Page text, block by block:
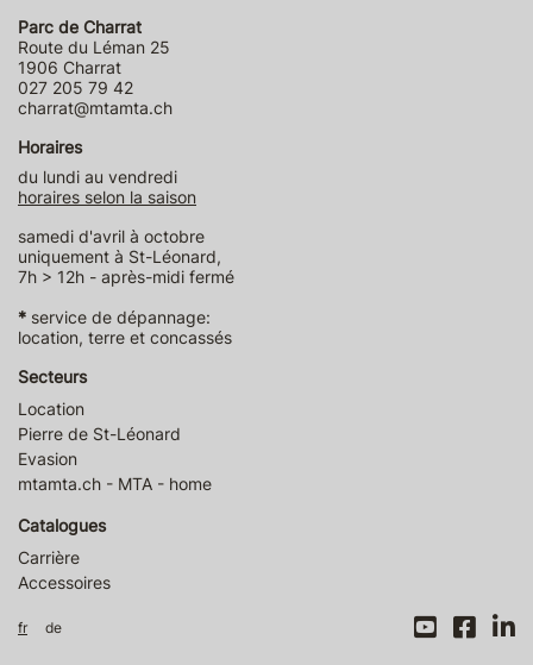
Parc de Charrat
Route du Léman 25
1906 Charrat
027 205 79 42
charrat@mtamta.ch
Horaires
du lundi au vendredi
horaires selon la saison
samedi d'avril à octobre
uniquement à St-Léonard,
7h > 12h - après-midi fermé
* service de dépannage:
location, terre et concassés
Secteurs
Location
Pierre de St-Léonard
Evasion
mtamta.ch - MTA - home
Catalogues
Carrière
Accessoires
fr de